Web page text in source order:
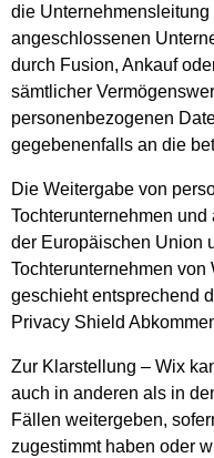
die
angeschlossenen
durch Fusion, Ankauf
sämtlicher
personenbezogenen
gegebenenfalls an die
Die Weitergabe von
Tochterunternehmen
der Europäischen Union
Tochterunternehmen
geschieht entsprechend
Privacy Shield
Zur Klarstellung – Wix
auch in anderen als in
Fällen weitergeben,
zugestimmt haben oder